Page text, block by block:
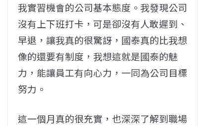
我實習機會的公司基本態度。我發現公司
沒有上下班打卡，可是卻沒有人敢遲到、
早退，讓我真的很驚訝，國泰真的比我想
像的還要有制度，我想這就是國泰的魅
力，能讓員工有向心力，一同為公司目標
努力。
這一個月真的很充實，也深深了解到職場